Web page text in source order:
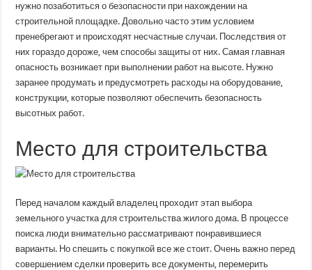
нужно позаботиться о безопасности при нахождении на
строительной площадке. Довольно часто этим условием
пренебрегают и происходят несчастные случаи. Последствия от
них гораздо дороже, чем способы защиты от них. Самая главная
опасность возникает при выполнении работ на высоте. Нужно
заранее продумать и предусмотреть расходы на оборудование,
конструкции, которые позволяют обеспечить безопасность
высотных работ.
Место для строительства
Перед началом каждый владелец проходит этап выбора
земельного участка для строительства жилого дома. В процессе
поиска люди внимательно рассматривают понравившиеся
варианты. Но спешить с покупкой все же стоит. Очень важно перед
совершением сделки проверить все документы, перемерить